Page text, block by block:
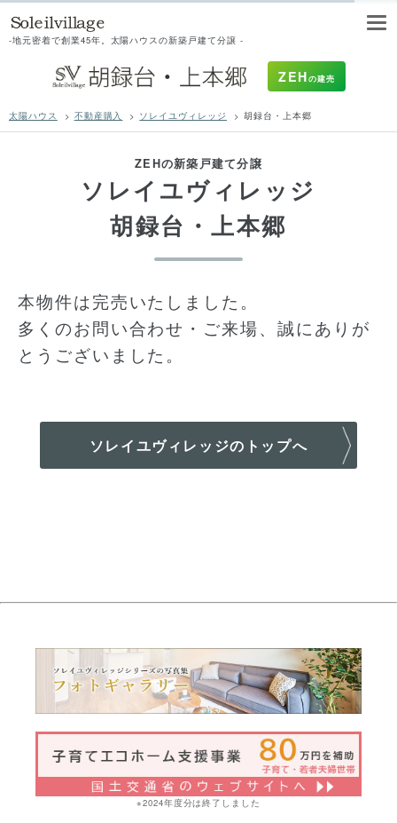
-地元密着で創業45年。太陽ハウスの新築戸建て分譲 -
ZEHの建売
太陽ハウス > 不動産購入 > ソレイユヴィレッジ > 胡録台・上本郷
ZEHの新築戸建て分譲
ソレイユヴィレッジ
胡録台・上本郷
本物件は完売いたしました。
多くのお問い合わせ・ご来場、誠にありが
とうございました。
ソレイユヴィレッジのトップへ
※2024年度分は終了しました